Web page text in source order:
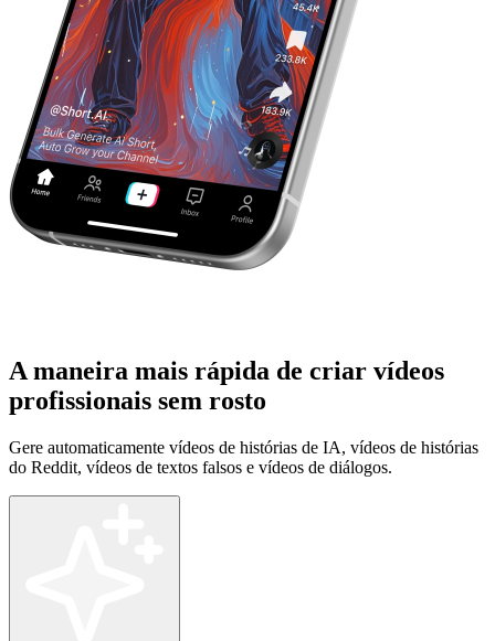
A maneira mais rápida de criar vídeos
profissionais sem rosto
Gere automaticamente vídeos de histórias de IA, vídeos de histórias
do Reddit, vídeos de textos falsos e vídeos de diálogos.